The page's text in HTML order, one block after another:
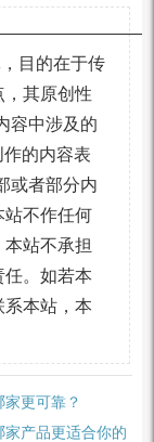
目的在于传
其原创性
容中涉及的
的内容表
或者部分内
站不作任何
站不承担
任。如若本
系本站，本
更可靠？
产品更适合你的